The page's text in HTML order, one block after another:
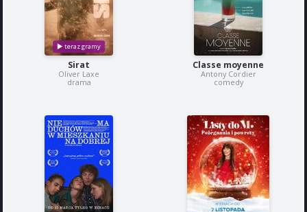
Sirat
Oliver Laxe
drama
Classe moyenne
Antony Cordier
comedy